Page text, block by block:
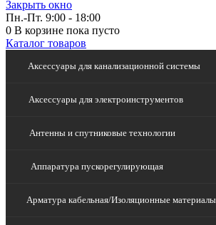
Закрыть окно
Пн.-Пт. 9:00 - 18:00
0 В корзине пока пусто
Каталог товаров
Аксессуары для канализационной системы
Аксессуары для электроинструментов
Антенны и спутниковые технологии
Аппаратура пускорегулирующая
Арматура кабельная/Изоляционные материалы